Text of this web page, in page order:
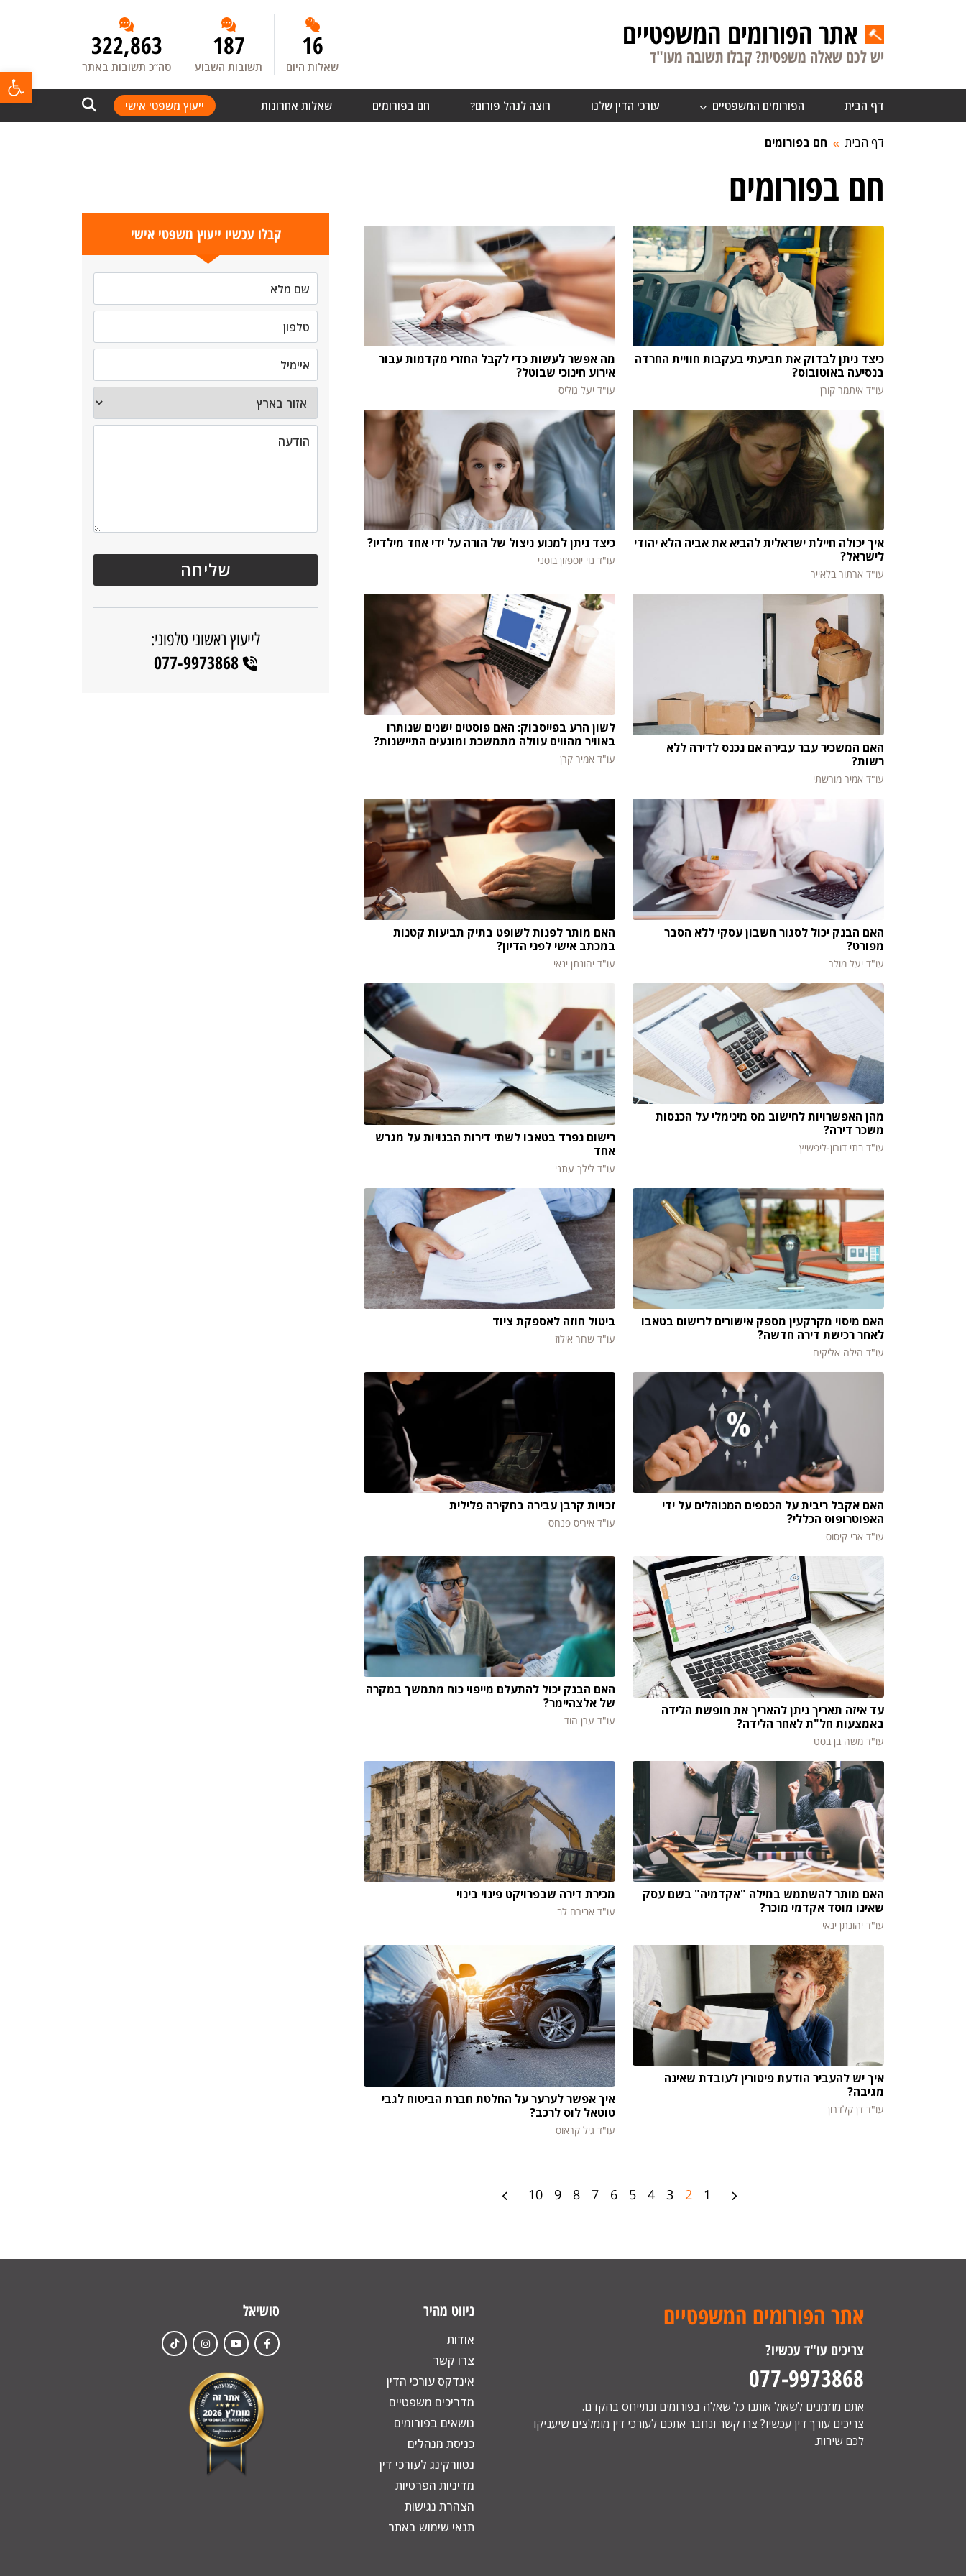
אתר הפורומים המשפטיים
יש לכם שאלה משפטית? קבלו תשובה מעו"ד 16
שאלות היום
187
תשובות השבוע
322,863
סה”כ תשובות באתר
דף הבית הפורומים המשפטיים עורכי הדין שלנו רוצה לנהל פורום? חם בפורומים שאלות אחרונות ייעוץ משפטי אישי
דף הבית חם בפורומים
חם בפורומים
כיצד ניתן לבדוק את תביעתי בעקבות חוויית החרדה
בנסיעה באוטובוס?
עו"ד איתמר קורן
מה אפשר לעשות כדי לקבל החזרי מקדמות עבור
אירוע חינוכי שבוטל?
עו"ד יעל גוליס
איך יכולה חיילת ישראלית להביא את אביה הלא יהודי
לישראל?
עו"ד ארתור בלאייר
כיצד ניתן למנוע ניצול של הורה על ידי אחד מילדיו?
עו"ד נוי יוספזון בוסני
האם המשכיר עבר עבירה אם נכנס לדירה ללא
רשות?
עו"ד אמיר מורשתי
לשון הרע בפייסבוק: האם פוסטים ישנים שנותרו
באוויר מהווים עוולה מתמשכת ומונעים התיישנות?
עו"ד אמיר קרן
האם הבנק יכול לסגור חשבון עסקי ללא הסבר
מפורט?
עו"ד יעל מולר
האם מותר לפנות לשופט בתיק תביעות קטנות
במכתב אישי לפני הדיון?
עו"ד יהונתן ינאי
מהן האפשרויות לחישוב מס מינימלי על הכנסות
משכר דירה?
עו"ד בתי דורון-ליפשיץ
רישום נפרד בטאבו לשתי דירות הבנויות על מגרש
אחד
עו"ד לילך עתני
האם מיסוי מקרקעין מספק אישורים לרישום בטאבו
לאחר רכישת דירה חדשה?
עו"ד הילה אליקים
ביטול חוזה לאספקת ציוד
עו"ד שחר אילוז
האם אקבל ריבית על הכספים המנוהלים על ידי
האפוטרופוס הכללי?
עו"ד אבי קיסוס
זכויות קרבן עבירה בחקירה פלילית
עו"ד איריס פנחס
עד איזה תאריך ניתן להאריך את חופשת הלידה
באמצעות חל"ת לאחר הלידה?
עו"ד משה בן בסט
האם הבנק יכול להתעלם מייפוי כוח מתמשך במקרה
של אלצהיימר?
עו"ד ערן הוד
האם מותר להשתמש במילה "אקדמיה" בשם עסק
שאינו מוסד אקדמי מוכר?
עו"ד יהונתן ינאי
מכירת דירה שבפרויקט פינוי בינוי
עו"ד אבירם לב
איך יש להעביר הודעת פיטורין לעובדת שאינה
מגיבה?
עו"ד דן קלדרון
איך אפשר לערער על החלטת חברת הביטוח לגבי
טוטאל לוס לרכב?
עו"ד גיל קראוס
1
2
3
4
5
6
7
8
9
10
קבלו עכשיו ייעוץ משפטי אישי
לייעוץ ראשוני טלפוני:
077-9973868
אתר הפורומים המשפטיים
צריכים עו"ד עכשיו?
077-9973868
אתם מוזמנים לשאול אותנו כל שאלה בפורומים ונתייחס בהקדם.
צריכים עורך דין עכשיו? צרו קשר ונחבר אתכם לעורכי דין מומלצים שיעניקו
לכם שירות.
ניווט מהיר
אודות
צרו קשר
אינדקס עורכי הדין
מדריכים משפטיים
נושאים בפורומים
כניסת מנהלים
נטוורקינג לעורכי דין
מדיניות הפרטיות
הצהרת נגישות
תנאי שימוש באתר
סושיאל